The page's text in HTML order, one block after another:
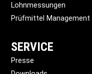
Lohnmessungen
Prüfmittel Management
SERVICE
Presse